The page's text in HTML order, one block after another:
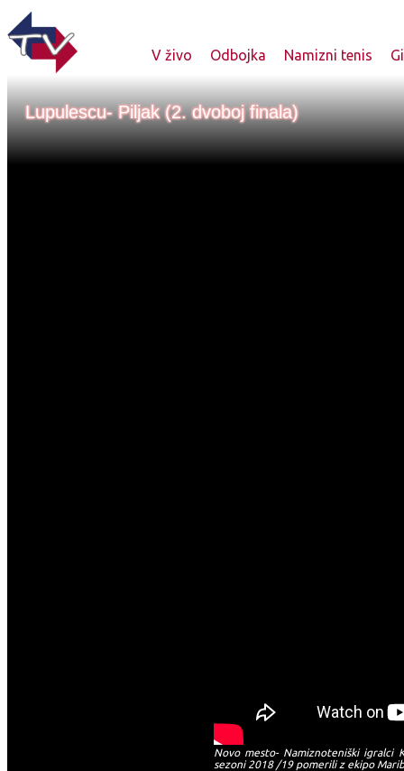
V živo Odbojka Namizni tenis
Lupulescu- Piljak (2. dvoboj finala)
Novo mesto- Namiznoteniški igralci
sezoni 2018 /19 pomerili z ekipo